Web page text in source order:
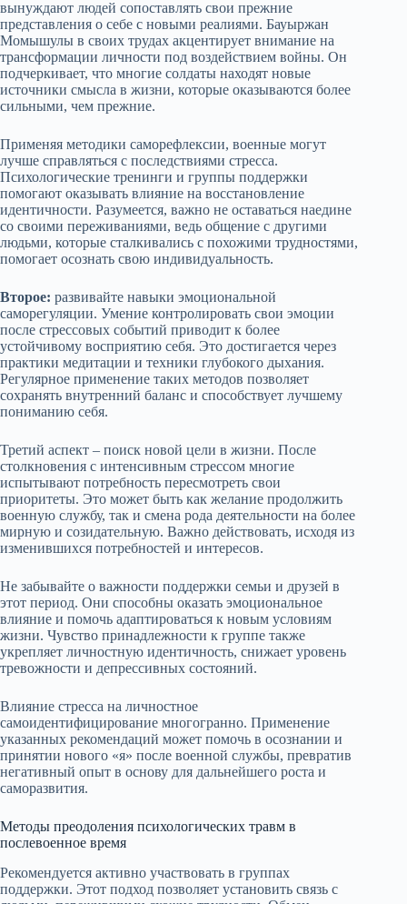
вынуждают людей сопоставлять свои прежние
представления о себе с новыми реалиями. Бауыржан
Момышулы в своих трудах акцентирует внимание на
трансформации личности под воздействием войны. Он
подчеркивает, что многие солдаты находят новые
источники смысла в жизни, которые оказываются более
сильными, чем прежние.
Применяя методики саморефлексии, военные могут
лучше справляться с последствиями стресса.
Психологические тренинги и группы поддержки
помогают оказывать влияние на восстановление
идентичности. Разумеется, важно не оставаться наедине
со своими переживаниями, ведь общение с другими
людьми, которые сталкивались с похожими трудностями,
помогает осознать свою индивидуальность.
Второе: развивайте навыки эмоциональной
саморегуляции. Умение контролировать свои эмоции
после стрессовых событий приводит к более
устойчивому восприятию себя. Это достигается через
практики медитации и техники глубокого дыхания.
Регулярное применение таких методов позволяет
сохранять внутренний баланс и способствует лучшему
пониманию себя.
Третий аспект – поиск новой цели в жизни. После
столкновения с интенсивным стрессом многие
испытывают потребность пересмотреть свои
приоритеты. Это может быть как желание продолжить
военную службу, так и смена рода деятельности на более
мирную и созидательную. Важно действовать, исходя из
изменившихся потребностей и интересов.
Не забывайте о важности поддержки семьи и друзей в
этот период. Они способны оказать эмоциональное
влияние и помочь адаптироваться к новым условиям
жизни. Чувство принадлежности к группе также
укрепляет личностную идентичность, снижает уровень
тревожности и депрессивных состояний.
Влияние стресса на личностное
самоидентифицирование многогранно. Применение
указанных рекомендаций может помочь в осознании и
принятии нового «я» после военной службы, превратив
негативный опыт в основу для дальнейшего роста и
саморазвития.
Методы преодоления психологических травм в
послевоенное время
Рекомендуется активно участвовать в группах
поддержки. Этот подход позволяет установить связь с